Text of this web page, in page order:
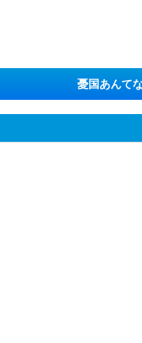
憂国あんて